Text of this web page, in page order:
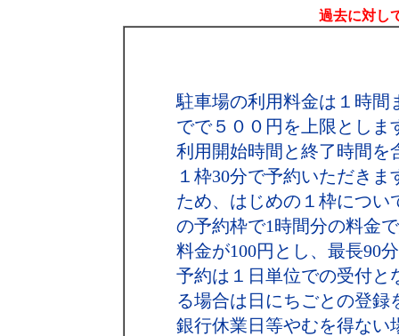
過去に対し
駐車場の利用料金は１時間
でで５００円を上限としま
利用開始時間と終了時間を
１枠30分で予約いただき
ため、はじめの１枠につい
の予約枠で1時間分の料金
料金が100円とし、最長90
予約は１日単位での受付と
る場合は日にちごとの登録
銀行休業日等やむを得ない